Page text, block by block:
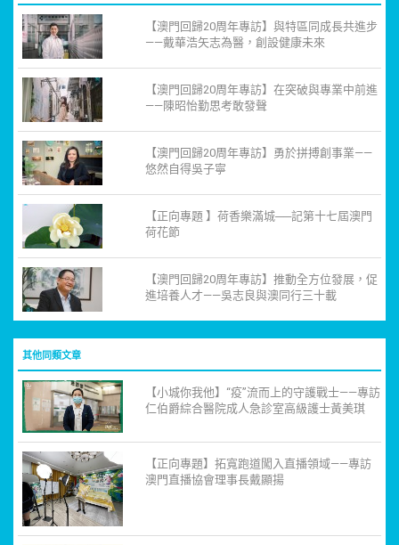
【澳門回歸20周年專訪】與特區同成長共進步
——戴華浩矢志為醫，創設健康未來
【澳門回歸20周年專訪】在突破與專業中前進
——陳昭怡勤思考敢發聲
【澳門回歸20周年專訪】勇於拼搏創事業——
悠然自得吳子寧
【正向專題 】荷香樂滿城──記第十七屆澳門
荷花節
【澳門回歸20周年專訪】推動全方位發展，促
進培養人才——吳志良與澳同行三十載
其他同類文章
【小城你我他】“疫”流而上的守護戰士——專訪
仁伯爵綜合醫院成人急診室高級護士黃美琪
【正向專題】拓寬跑道闖入直播領域——專訪
澳門直播協會理事長戴顯揚